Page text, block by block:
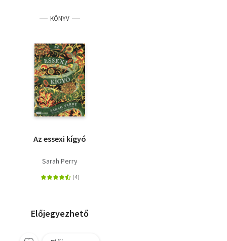
KÖNYV
Az essexi kígyó
Sarah Perry
Előjegyezhető